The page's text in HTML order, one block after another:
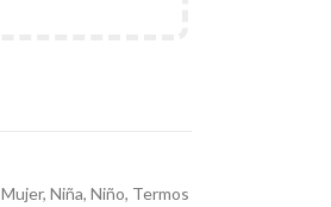
Mujer, Niña, Niño, Termos